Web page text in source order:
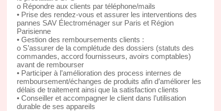
o Répondre aux clients par téléphone/mails
• Prise des rendez-vous et assurer les interventions des
pannes SAV Électroménager sur Paris et Région
Parisienne
• Gestion des remboursements clients :
o S’assurer de la complétude des dossiers (statuts des
commandes, accord fournisseurs, avoirs comptables)
avant de rembourser
• Participer à l’amélioration des process internes de
remboursement/échanges de produits afin d’améliorer les
délais de traitement ainsi que la satisfaction clients
• Conseiller et accompagner le client dans l’utilisation
durable de ses appareils